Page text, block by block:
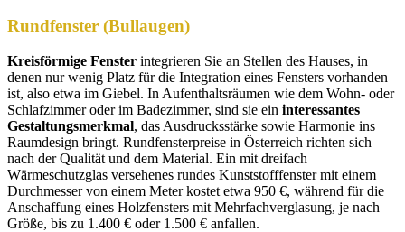
Rundfenster (Bullaugen)
Kreisförmige Fenster integrieren Sie an Stellen des Hauses, in
denen nur wenig Platz für die Integration eines Fensters vorhanden
ist, also etwa im Giebel. In Aufenthaltsräumen wie dem Wohn- oder
Schlafzimmer oder im Badezimmer, sind sie ein interessantes
Gestaltungsmerkmal, das Ausdrucksstärke sowie Harmonie ins
Raumdesign bringt. Rundfensterpreise in Österreich richten sich
nach der Qualität und dem Material. Ein mit dreifach
Wärmeschutzglas versehenes rundes Kunststofffenster mit einem
Durchmesser von einem Meter kostet etwa 950 €, während für die
Anschaffung eines Holzfensters mit Mehrfachverglasung, je nach
Größe, bis zu 1.400 € oder 1.500 € anfallen.